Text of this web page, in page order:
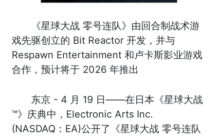
《星球大战 零号连队》由回合制战术游
戏先驱创立的 Bit Reactor 开发，并与
Respawn Entertainment 和卢卡斯影业游戏
合作，预计将于 2026 年推出
东京 - 4 月 19 日——在日本《星球大战
™》庆典中，Electronic Arts Inc.
(NASDAQ：EA)公开了《星球大战 零号连队